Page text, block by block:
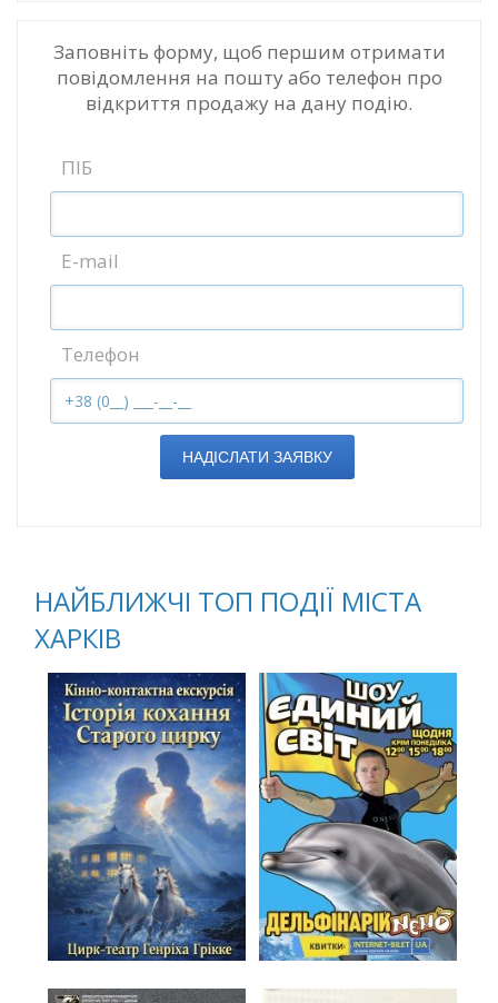
Заповніть форму, щоб першим отримати
повідомлення на пошту або телефон про
відкриття продажу на дану подію.
ПІБ
E-mail
Телефон
НАДІСЛАТИ ЗАЯВКУ
НАЙБЛИЖЧІ ТОП ПОДІЇ МІСТА
ХАРКІВ